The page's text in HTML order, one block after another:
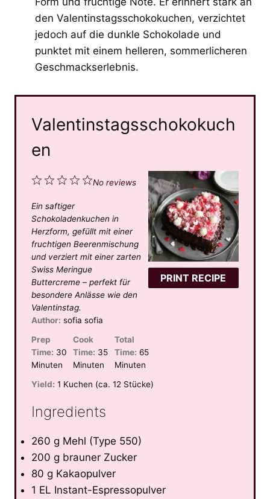
den Valentinstagsschokokuchen, verzichtet
jedoch auf die dunkle Schokolade und
punktet mit einem helleren, sommerlicheren
Geschmackserlebnis.
Valentinstagsschokokuch
en
PRINT RECIPE
5
t
a
r
4
t
a
r
s
3
t
a
r
s
2
t
a
r
s
1
t
a
r
No reviews
Ein saftiger
Schokoladenkuchen in
Herzform, gefüllt mit einer
fruchtigen Beerenmischung
und verziert mit einer zarten
Swiss Meringue
Buttercreme – perfekt für
besondere Anlässe wie den
Valentinstag.
Author: sofia sofia
Prep
Time: 30
Minuten
Cook
Time: 35
Minuten
Total
Time: 65
Minuten
Yield: 1 Kuchen (ca. 12 Stücke)
Ingredients
260 g Mehl (Type 550)
200 g brauner Zucker
80 g Kakaopulver
1 EL Instant-Espressopulver